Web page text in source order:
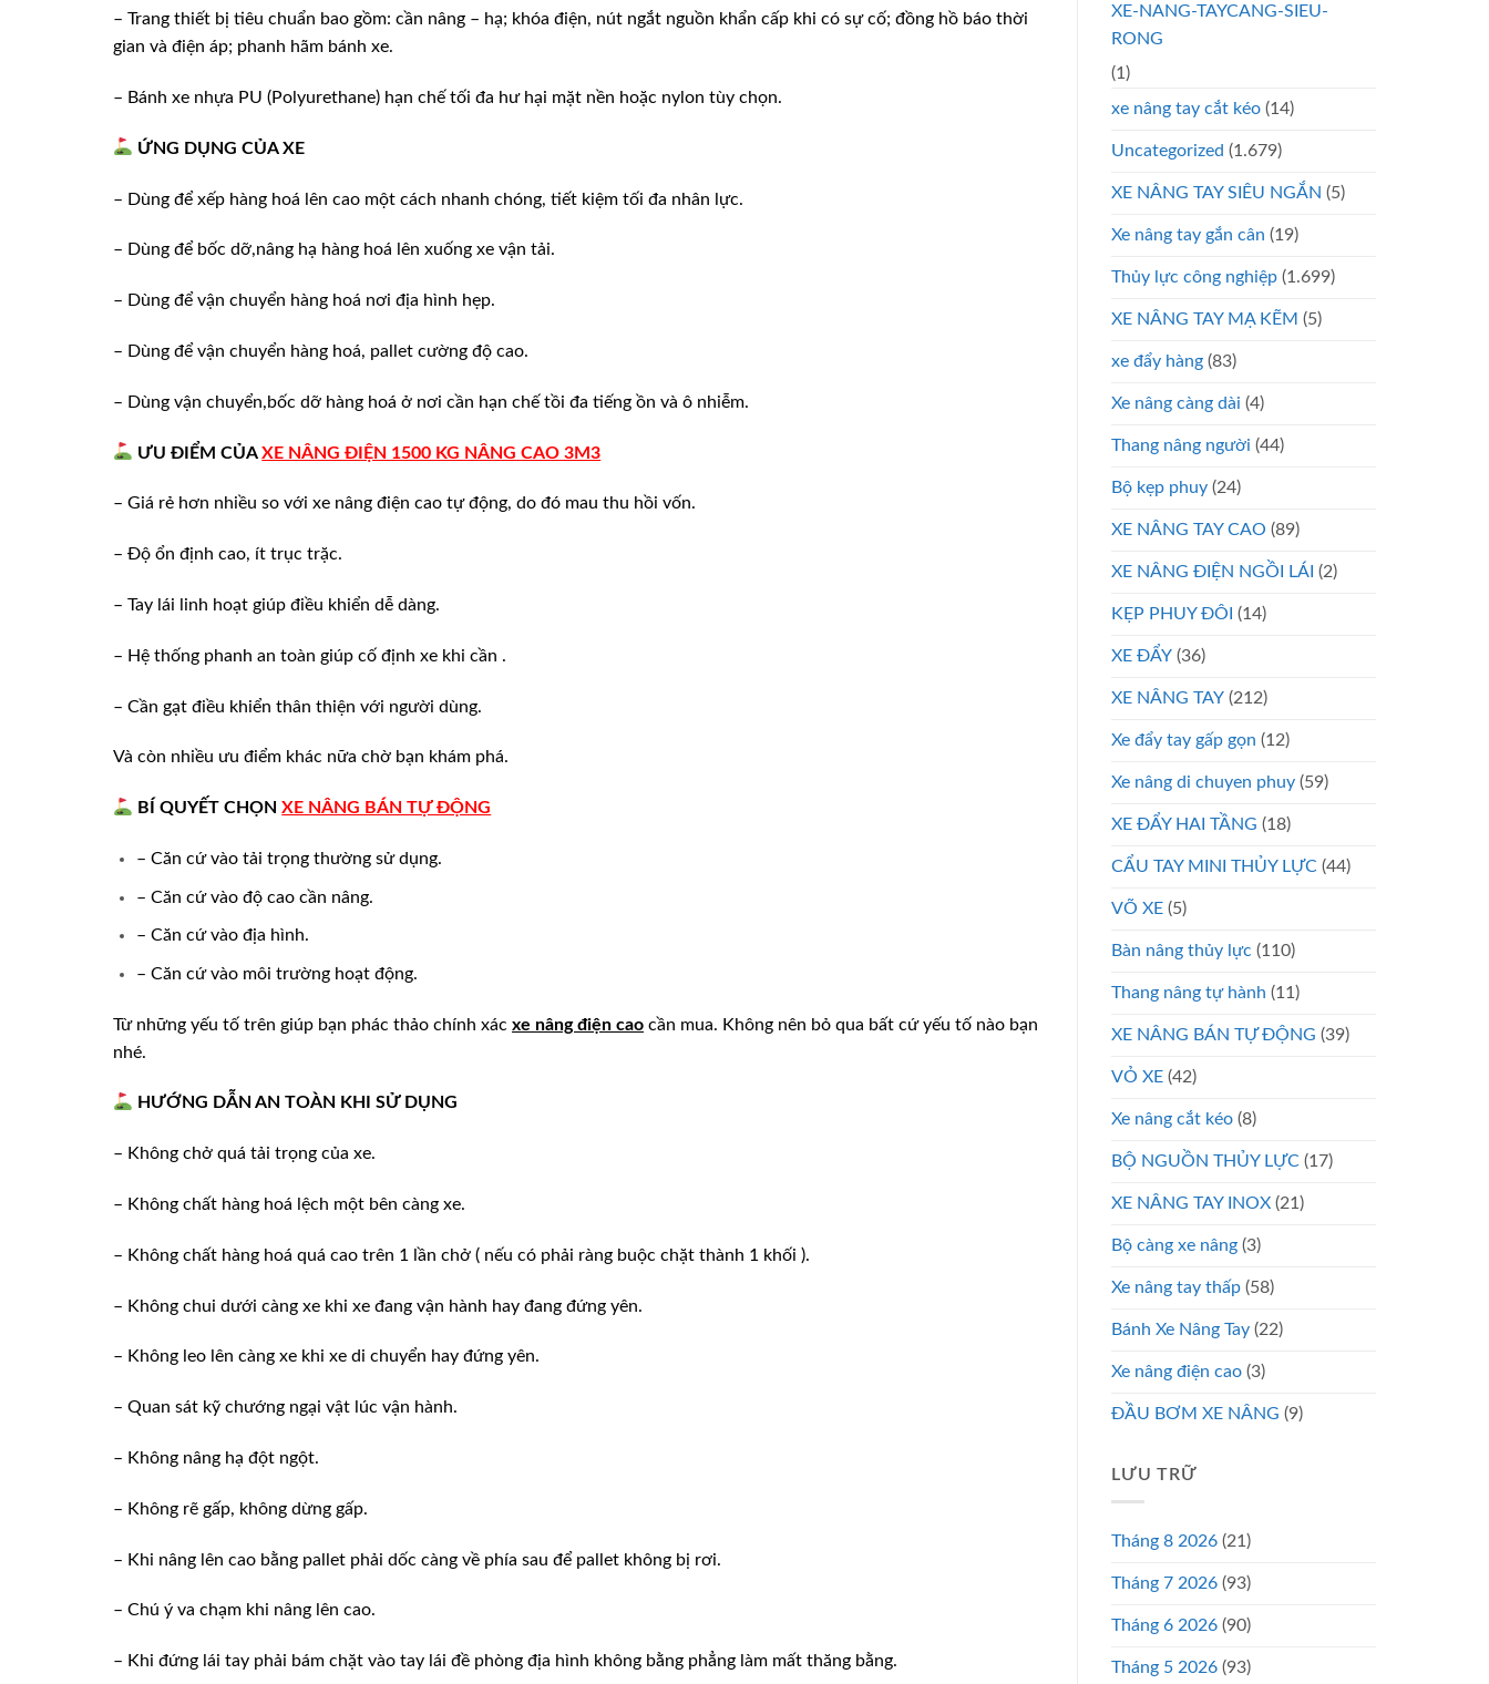
– Trang thiết bị tiêu chuẩn bao gồm: cần nâng – hạ; khóa điện, nút ngắt nguồn khẩn cấp khi có sự cố; đồng hồ báo thời
gian và điện áp; phanh hãm bánh xe.
– Bánh xe nhựa PU (Polyurethane) hạn chế tối đa hư hại mặt nền hoặc nylon tùy chọn.
ỨNG DỤNG CỦA XE
– Dùng để xếp hàng hoá lên cao một cách nhanh chóng, tiết kiệm tối đa nhân lực.
– Dùng để bốc dỡ,nâng hạ hàng hoá lên xuống xe vận tải.
– Dùng để vận chuyển hàng hoá nơi địa hình hẹp.
– Dùng để vận chuyển hàng hoá, pallet cường độ cao.
– Dùng vận chuyển,bốc dỡ hàng hoá ở nơi cần hạn chế tồi đa tiếng ồn và ô nhiễm.
ƯU ĐIỂM CỦAXE NÂNG ĐIỆN 1500 KG NÂNG CAO 3M3
– Giá rẻ hơn nhiều so với xe nâng điện cao tự động, do đó mau thu hồi vốn.
– Độ ổn định cao, ít trục trặc.
– Tay lái linh hoạt giúp điều khiển dễ dàng.
– Hệ thống phanh an toàn giúp cố định xe khi cần .
– Cần gạt điều khiển thân thiện với người dùng.
Và còn nhiều ưu điểm khác nữa chờ bạn khám phá.
B Í QUYẾT CHỌNXE NÂNG BÁN TỰ ĐỘNG
– Căn cứ vào tải trọng thường sử dụng.
– Căn cứ vào độ cao cần nâng.
– Căn cứ vào địa hình.
– Căn cứ vào môi trường hoạt động.
Từ những yếu tố trên giúp bạn phác thảo chính xác xe nâng điện cao cần mua. Không nên bỏ qua bất cứ yếu tố nào bạn
nhé.
HƯỚNG DẪN AN TOÀN KHI SỬ DỤNG
– Không chở quá tải trọng của xe.
– Không chất hàng hoá lệch một bên càng xe.
– Không chất hàng hoá quá cao trên 1 lần chở ( nếu có phải ràng buộc chặt thành 1 khối ).
– Không chui dưới càng xe khi xe đang vận hành hay đang đứng yên.
– Không leo lên càng xe khi xe di chuyển hay đứng yên.
– Quan sát kỹ chướng ngại vật lúc vận hành.
– Không nâng hạ đột ngột.
– Không rẽ gấp, không dừng gấp.
– Khi nâng lên cao bằng pallet phải dốc càng về phía sau để pallet không bị rơi.
– Chú ý va chạm khi nâng lên cao.
– Khi đứng lái tay phải bám chặt vào tay lái đề phòng địa hình không bằng phẳng làm mất thăng bằng.
XE-NANG-TAYCANG-SIEU-
RONG
(1)
xe nâng tay cắt kéo (14)
Uncategorized (1.679)
XE NÂNG TAY SIÊU NGẮN (5)
Xe nâng tay gắn cân (19)
Thủy lực công nghiệp (1.699)
XE NÂNG TAY MẠ KẼM (5)
xe đẩy hàng (83)
Xe nâng càng dài (4)
Thang nâng người (44)
Bộ kẹp phuy (24)
XE NÂNG TAY CAO (89)
XE NÂNG ĐIỆN NGỒI LÁI (2)
KẸP PHUY ĐÔI (14)
XE ĐẨY (36)
XE NÂNG TAY (212)
Xe đẩy tay gấp gọn (12)
Xe nâng di chuyen phuy (59)
XE ĐẨY HAI TẦNG (18)
CẨU TAY MINI THỦY LỰC (44)
VÕ XE (5)
Bàn nâng thủy lực (110)
Thang nâng tự hành (11)
XE NÂNG BÁN TỰ ĐỘNG (39)
VỎ XE (42)
Xe nâng cắt kéo (8)
BỘ NGUỒN THỦY LỰC (17)
XE NÂNG TAY INOX (21)
Bộ càng xe nâng (3)
Xe nâng tay thấp (58)
Bánh Xe Nâng Tay (22)
Xe nâng điện cao (3)
ĐẦU BƠM XE NÂNG (9)
LƯU TRỮ
Tháng 8 2026 (21)
Tháng 7 2026 (93)
Tháng 6 2026 (90)
Tháng 5 2026 (93)